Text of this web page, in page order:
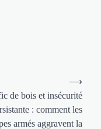
de bois et insécurité
: comment les
armés aggravent la
⟶